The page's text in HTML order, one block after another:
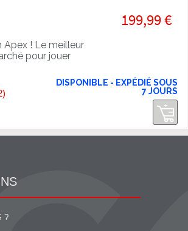
Apex ! Le meilleur
pour jouer
199,99 €
DISPONIBLE - EXPÉDIÉ SOUS
7 JOURS
?